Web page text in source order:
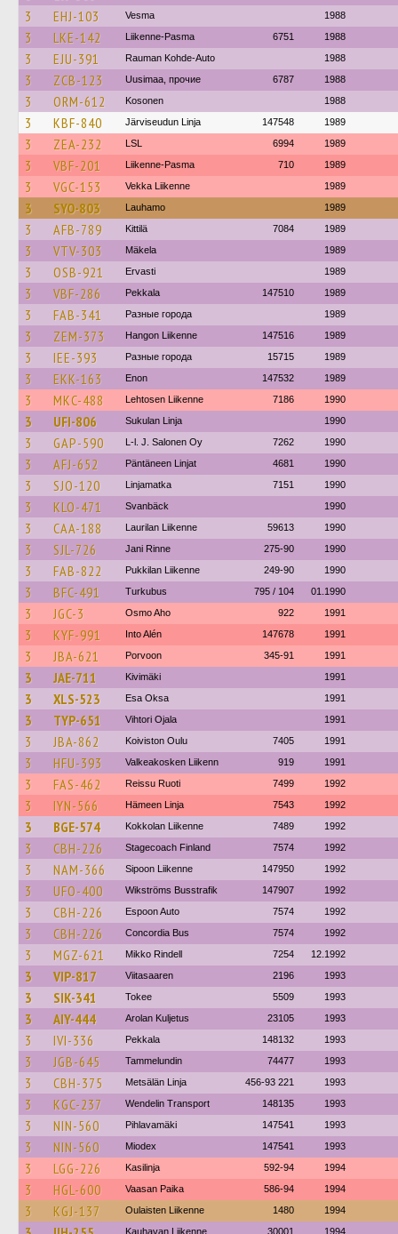
3
EHJ-103 Vesma 1988
3 LKE-142 Liikenne-Pasma 6751 1988
3 EJU-391 Rauman Kohde-Auto 1988
3 ZCB-123 Uusimaa, прочие 6787 1988
3 ORM-612 Kosonen 1988
3 KBF-840 Järviseudun Linja 147548 1989
3 ZEA-232 LSL 6994 1989
3 VBF-201 Liikenne-Pasma 710 1989
3 VGC-153 Vekka Liikenne 1989
3 SYO-803 Lauhamo 1989
3 AFB-789 Kittilä 7084 1989
3 VTV-303 Mäkela 1989
3 OSB-921 Ervasti 1989
3 VBF-286 Pekkala 147510 1989
3 FAB-341 Разные города 1989
3 ZEM-373 Hangon Liikenne 147516 1989
3 IEE-393 Разные города 15715 1989
3 EKK-163 Enon 147532 1989
3 MKC-488 Lehtosen Liikenne 7186 1990
3 UFI-806 Sukulan Linja 1990
3 GAP-590 L-l. J. Salonen Oy 7262 1990
3 AFJ-652 Päntäneen Linjat 4681 1990
3 SJO-120 Linjamatka 7151 1990
3 KLO-471 Svanbäck 1990
3 CAA-188 Laurilan Liikenne 59613 1990
3 SJL-726 Jani Rinne 275-90 1990
3 FAB-822 Pukkilan Liikenne 249-90 1990
3 BFC-491 Turkubus 795 / 104 01.1990
3 JGC-3 Osmo Aho 922 1991
3 KYF-991 Into Alén 147678 1991
3 JBA-621 Porvoon 345-91 1991
3 JAE-711 Kivimäki 1991
3 XLS-523 Esa Oksa 1991
3 TYP-651 Vihtori Ojala 1991
3 JBA-862 Koiviston Oulu 7405 1991
3 HFU-393 Valkeakosken Liikenn 919 1991
3 FAS-462 Reissu Ruoti 7499 1992
3 IYN-566 Hämeen Linja 7543 1992
3 BGE-574 Kokkolan Liikenne 7489 1992
3 CBH-226 Stagecoach Finland 7574 1992
3 NAM-366 Sipoon Liikenne 147950 1992
3 UFO-400 Wikströms Busstrafik 147907 1992
3 CBH-226 Espoon Auto 7574 1992
3 CBH-226 Concordia Bus 7574 1992
3 MGZ-621 Mikko Rindell 7254 12.1992
3 VIP-817 Viitasaaren 2196 1993
3 SIK-341 Tokee 5509 1993
3 AIY-444 Arolan Kuljetus 23105 1993
3 IVI-336 Pekkala 148132 1993
3 JGB-645 Tammelundin 74477 1993
3 CBH-375 Metsälän Linja 456-93 221 1993
3 KGC-237 Wendelin Transport 148135 1993
3 NIN-560 Pihlavamäki 147541 1993
3 NIN-560 Miodex 147541 1993
3 LGG-226 Kasilinja 592-94 1994
3 HGL-600 Vaasan Paika 586-94 1994
3 KGJ-137 Oulaisten Liikenne 1480 1994
Kauhavan Liikenne 30001 1994